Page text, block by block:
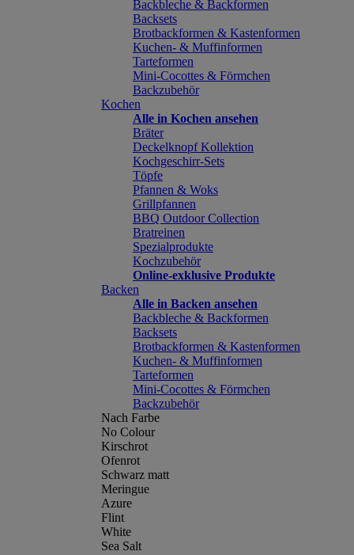
Backbleche & Backformen
Backsets
Brotbackformen & Kastenformen
Kuchen- & Muffinformen
Tarteformen
Mini-Cocottes & Förmchen
Backzubehör
Kochen
Alle in Kochen ansehen
Bräter
Deckelknopf Kollektion
Kochgeschirr-Sets
Töpfe
Pfannen & Woks
Grillpfannen
BBQ Outdoor Collection
Bratreinen
Spezialprodukte
Kochzubehör
Online-exklusive Produkte
Backen
Alle in Backen ansehen
Backbleche & Backformen
Backsets
Brotbackformen & Kastenformen
Kuchen- & Muffinformen
Tarteformen
Mini-Cocottes & Förmchen
Backzubehör
Nach Farbe
No Colour
Kirschrot
Ofenrot
Schwarz matt
Meringue
Azure
Flint
White
Sea Salt